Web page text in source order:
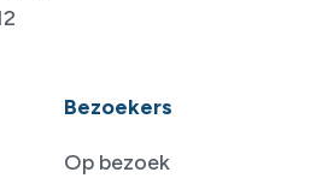
Bezoekers
Op bezoek